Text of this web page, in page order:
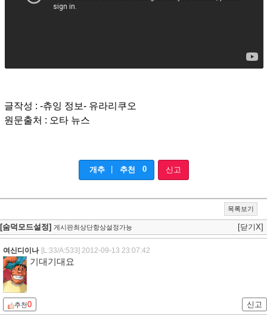
글작성 : -츄잉 정보- 유라리쿠오
원문출처 : 오타 뉴스
개추 추천 0 신고
목록보기
[숨덕모드설정] 게시판최상단항상설정가능 [닫기X]
여신디이나 [L:33/A:533] 2012-09-13 23:07:42
기대기대요
추천0 신고